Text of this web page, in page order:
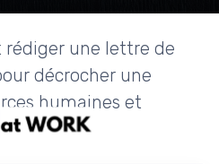
une lettre de
décrocher une
humaines et